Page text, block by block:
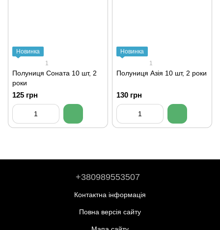
Новинка
1
Полуниця Соната 10 шт, 2
роки
125 грн
Новинка
1
Полуниця Азія 10 шт, 2 роки
130 грн
+380989553507
Контактна інформація
Повна версія сайту